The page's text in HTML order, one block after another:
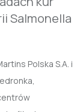
Salmonella
Polska S.A. i
,